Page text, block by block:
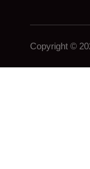
Copyright ©